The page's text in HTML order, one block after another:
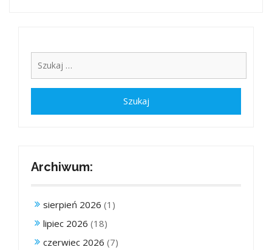
Archiwum:
sierpień 2026 (1)
lipiec 2026 (18)
czerwiec 2026 (7)